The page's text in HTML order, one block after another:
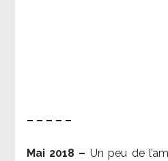
– – – – –
Mai 2018 – Un peu de